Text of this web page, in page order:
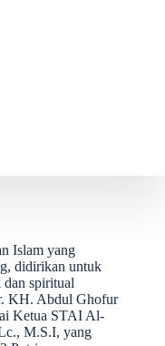
Islam yang
didirikan untuk
dan spiritual
KH. Abdul Ghofur
Ketua STAI Al-
M.S.I, yang